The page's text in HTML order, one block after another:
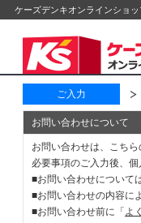
ケーズデンキオンラインショ
ご入力
お問い合わせについて
お問い合わせは、こちら
必要事項のご入力後、
■お問い合わせについて
■お問い合わせの内容に
■お問い合わせ前に「 よ